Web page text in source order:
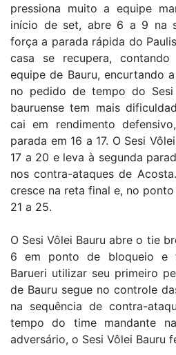
pressiona muito a equipe
início de set, abre 6 a 9 na
força a parada rápida do
casa se recupera,
equipe de Bauru, encurtando
no pedido de tempo do
bauruense tem mais
cai em rendimento
parada em 16 a 17. O Sesi
17 a 20 e leva à segunda
nos contra-ataques de
cresce na reta final e, no
21 a 25.
O Sesi Vôlei Bauru abre o tie
6 em ponto de bloqueio e
Barueri utilizar seu primeiro
de Bauru segue no controle
na sequência de contra-
tempo do time mandante
adversário, o Sesi Vôlei Bauru